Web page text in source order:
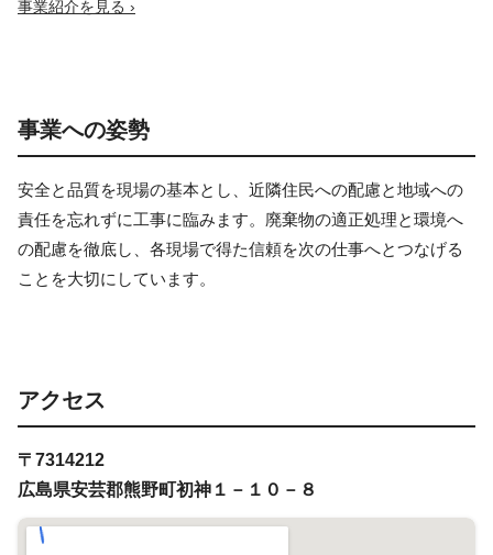
事業紹介を見る ›
事業への姿勢
安全と品質を現場の基本とし、近隣住民への配慮と地域への
責任を忘れずに工事に臨みます。廃棄物の適正処理と環境へ
の配慮を徹底し、各現場で得た信頼を次の仕事へとつなげる
ことを大切にしています。
アクセス
〒7314212
広島県安芸郡熊野町初神１－１０－８